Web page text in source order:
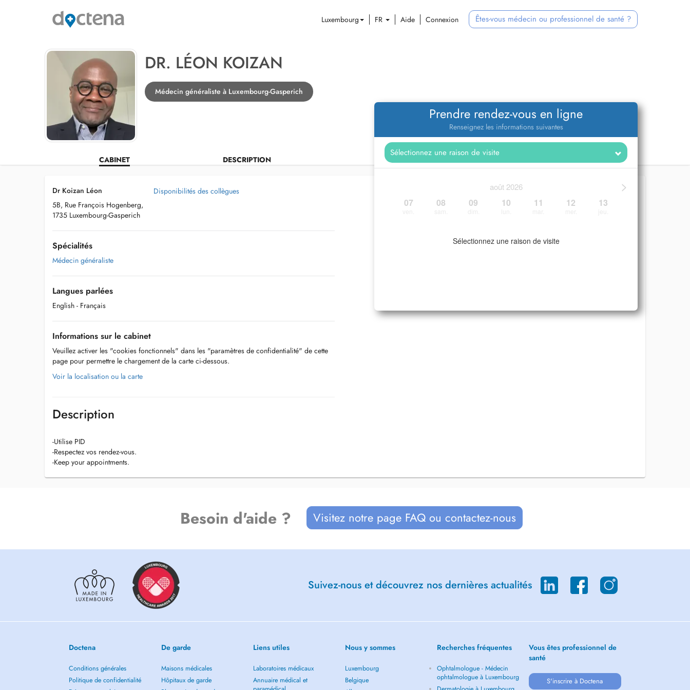
Luxembourg FR Aide Connexion Êtes-vous médecin ou professionnel de santé ?
DR. LÉON KOIZAN
Médecin généraliste à Luxembourg-Gasperich
CABINET DESCRIPTION
Prendre rendez-vous en ligne
Renseignez les informations suivantes
>
août 2026
07 08 09 10 11 12 13
Sélectionnez une raison de visite
Dr Koizan Léon
5B, Rue François Hogenberg,
1735 Luxembourg-Gasperich
Disponibilités des collègues
Spécialités
Médecin généraliste
Langues parlées
English - Français
Informations sur le cabinet
Veuillez activer les "cookies fonctionnels" dans les "paramètres de confidentialité" de cette
page pour permettre le chargement de la carte ci-dessous.
Voir la localisation ou la carte
Description
-Utilise PID
-Respectez vos rendez-vous.
-Keep your appointments.
Besoin d'aide ? Visitez notre page FAQ ou contactez-nous
Suivez-nous et découvrez nos dernières actualités
Doctena
Conditions générales
Politique de confidentialité
De garde
Maisons médicales
Hôpitaux de garde
Liens utiles
Laboratoires médicaux
Annuaire médical et
Nous y sommes
Luxembourg
Belgique
Recherches fréquentes
Ophtalmologue - Médecin
ophtalmologue à Luxembourg
Vous êtes professionnel de
santé
S'inscrire à Doctena